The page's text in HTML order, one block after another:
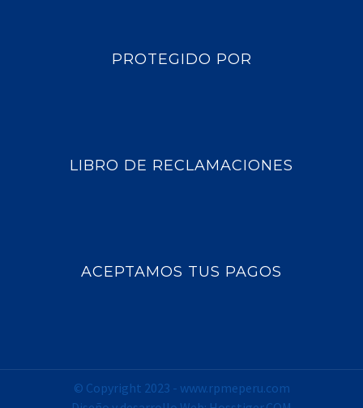
PROTEGIDO POR
LIBRO DE RECLAMACIONES
ACEPTAMOS TUS PAGOS
© Copyright 2023 - www.rpmeperu.com